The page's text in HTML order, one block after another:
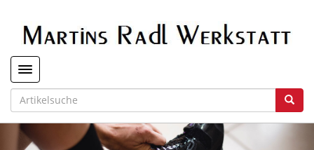
Toggle navigation